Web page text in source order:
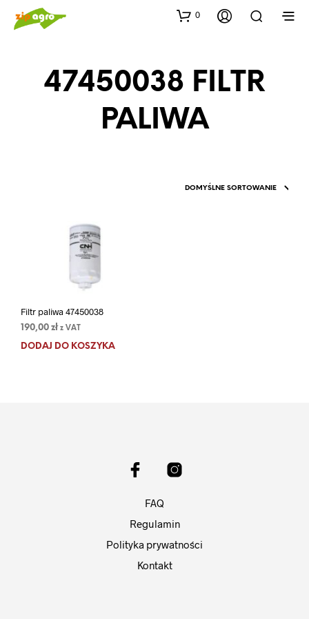
0
47450038 FILTR
PALIWA
Filtr paliwa 47450038
190,00 zł z VAT
DODAJ DO KOSZYKA
FAQ
Regulamin
Polityka prywatności
Kontakt